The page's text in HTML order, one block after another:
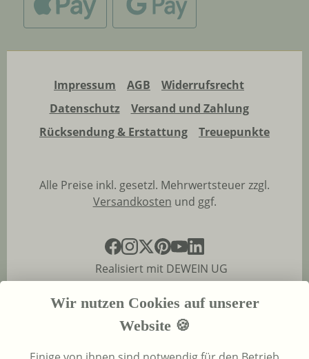
Impressum AGB
Widerrufsrecht
Datenschutz
Versand und Zahlung
Rücksendung & Erstattung
Treuepunkte
Alle Preise inkl. gesetzl. Mehrwertsteuer zzgl.
Versandkosten und ggf.
Realisiert mit DEWEIN UG
Wir nutzen Cookies auf unserer
Website 🍪